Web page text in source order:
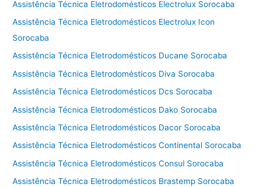
Assistência Técnica Eletrodomésticos Electrolux Sorocaba
Assistência Técnica Eletrodomésticos Electrolux Icon
Sorocaba
Assistência Técnica Eletrodomésticos Ducane Sorocaba
Assistência Técnica Eletrodomésticos Diva Sorocaba
Assistência Técnica Eletrodomésticos Dcs Sorocaba
Assistência Técnica Eletrodomésticos Dako Sorocaba
Assistência Técnica Eletrodomésticos Dacor Sorocaba
Assistência Técnica Eletrodomésticos Continental Sorocaba
Assistência Técnica Eletrodomésticos Consul Sorocaba
Assistência Técnica Eletrodomésticos Brastemp Sorocaba